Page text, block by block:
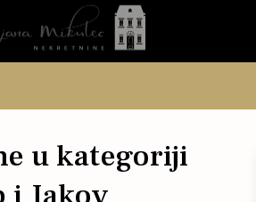
u kategoriji